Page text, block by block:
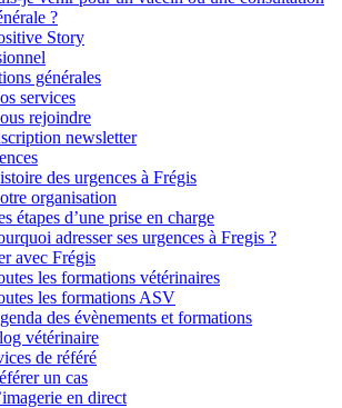
?
Story
générales
services
rejoindre
newsletter
des urgences à Frégis
organisation
étapes d’une prise en charge
adresser ses urgences à Fregis ?
avec Frégis
les formations vétérinaires
les formations ASV
des évènements et formations
vétérinaire
de référé
un cas
en direct